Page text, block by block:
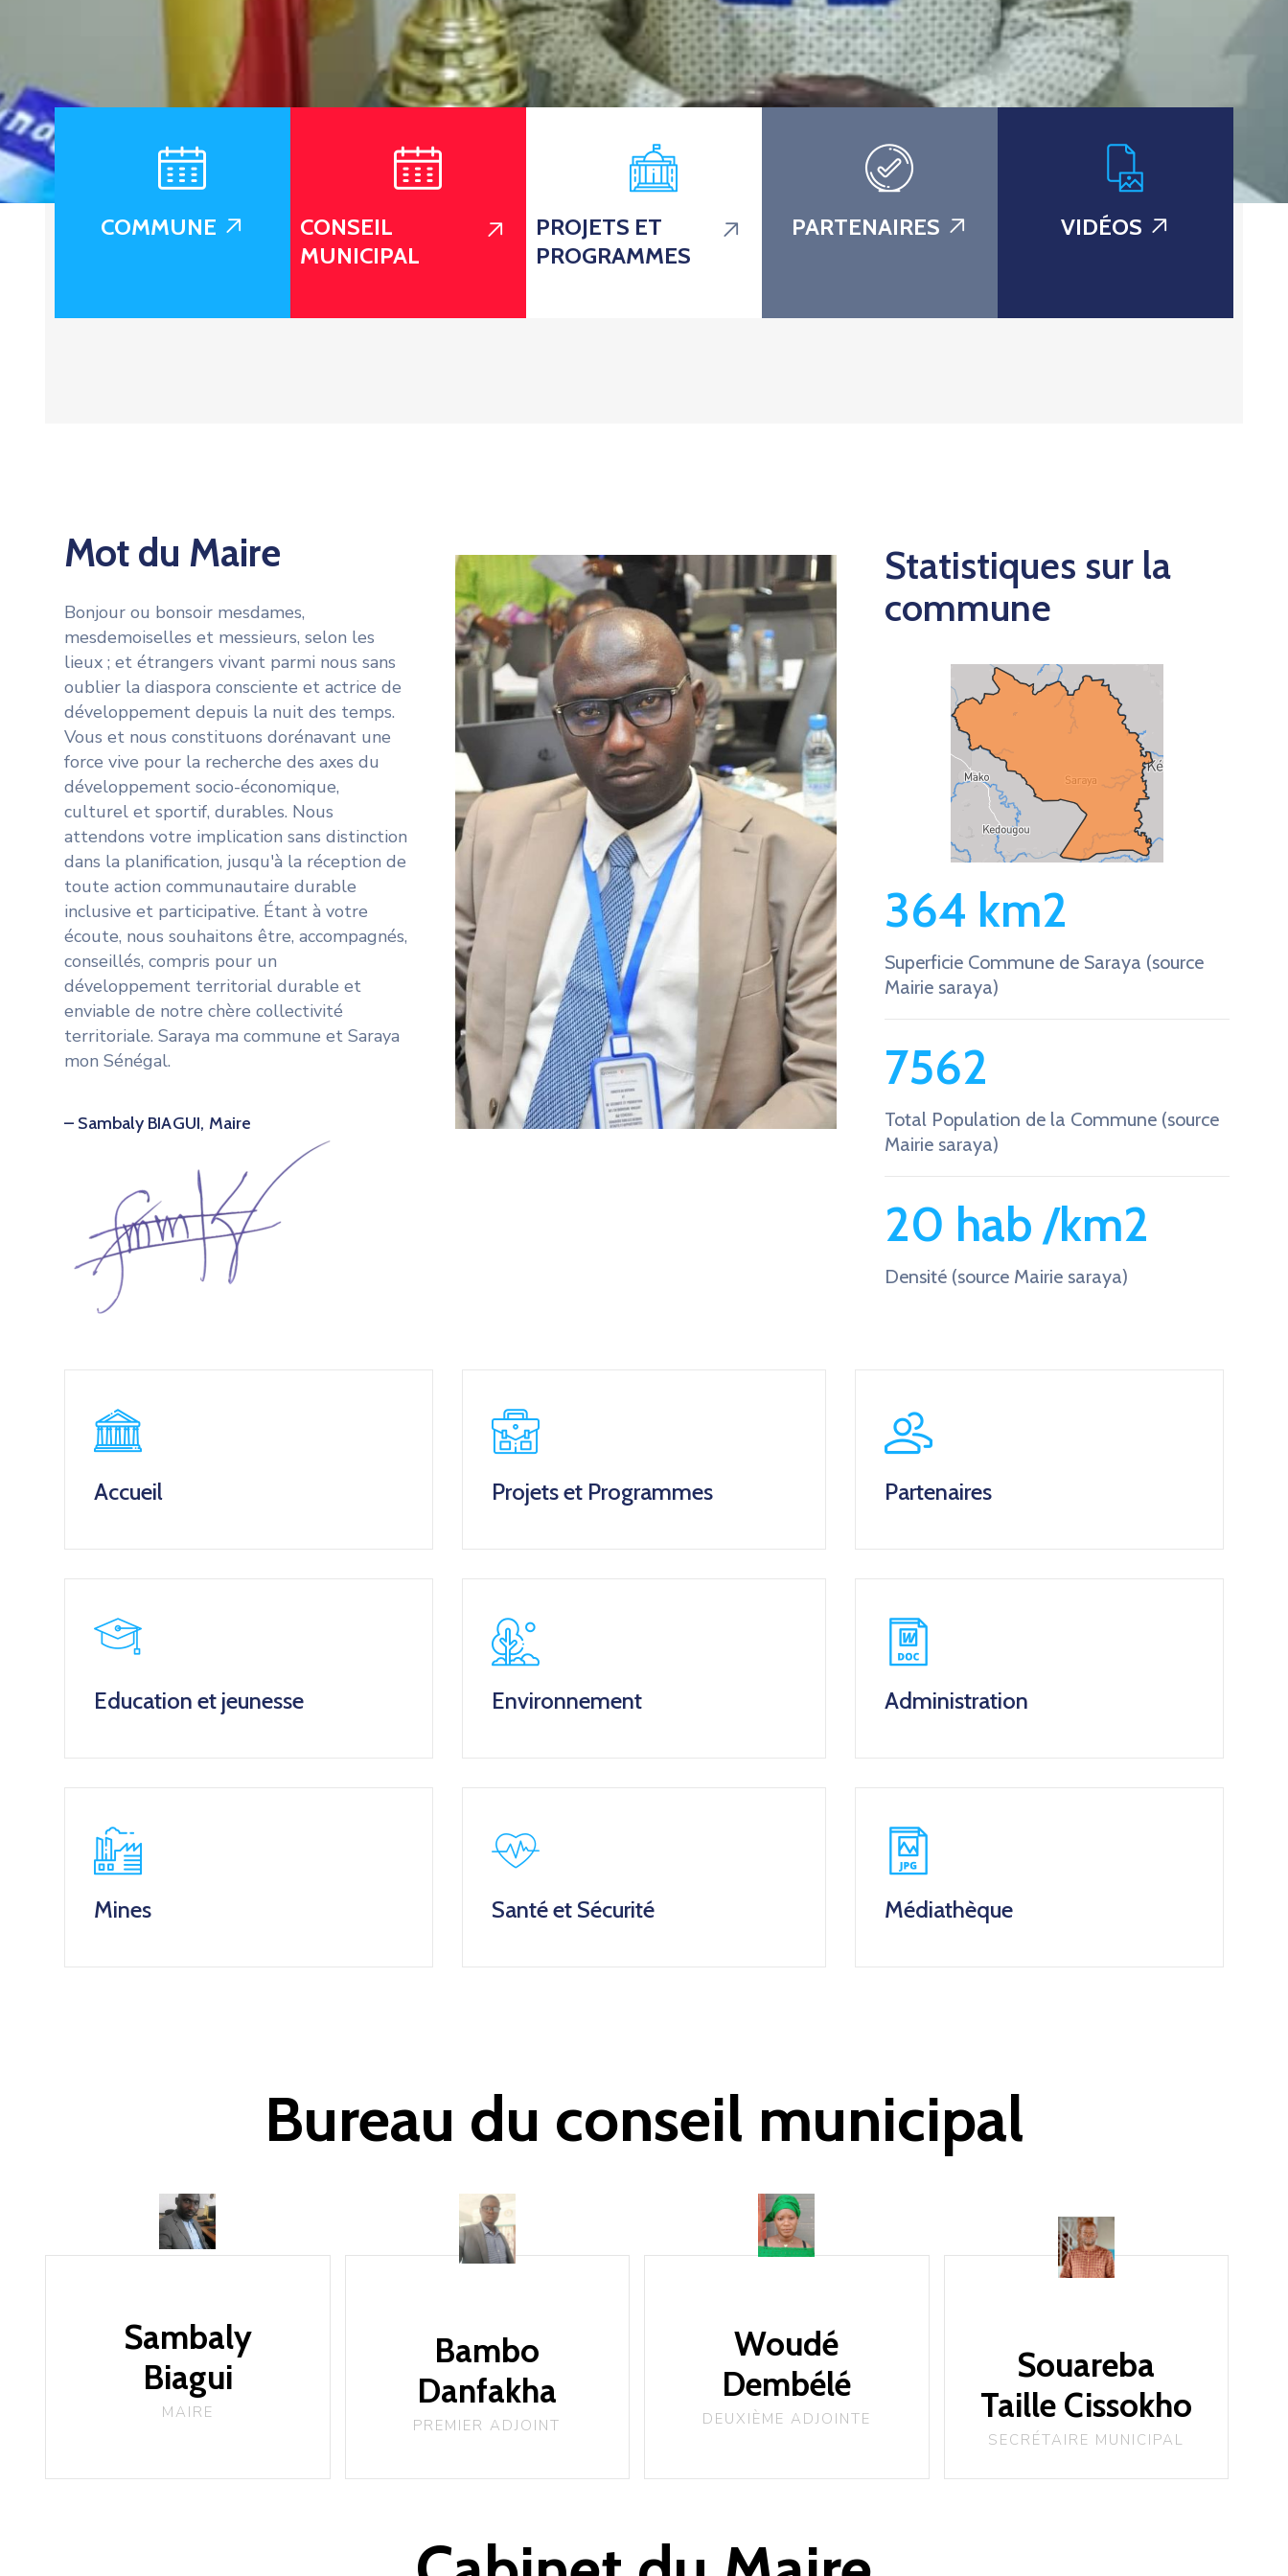
COMMUNE
CONSEIL
MUNICIPAL
PROJETS ET
PROGRAMMES
PARTENAIRES VIDÉOS
Mot du Maire
Bonjour ou bonsoir mesdames,
mesdemoiselles et messieurs, selon les
lieux ; et étrangers vivant parmi nous sans
oublier la diaspora consciente et actrice de
développement depuis la nuit des temps.
Vous et nous constituons dorénavant une
force vive pour la recherche des axes du
développement socio-économique,
culturel et sportif, durables. Nous
attendons votre implication sans distinction
dans la planification, jusqu'à la réception de
toute action communautaire durable
inclusive et participative. Étant à votre
écoute, nous souhaitons être, accompagnés,
conseillés, compris pour un
développement territorial durable et
enviable de notre chère collectivité
territoriale. Saraya ma commune et Saraya
mon Sénégal.
– Sambaly BIAGUI, Maire
Statistiques sur la
commune
364 km2
Superficie Commune de Saraya (source
Mairie saraya)
7562
Total Population de la Commune (source
Mairie saraya)
20 hab /km2
Densité (source Mairie saraya)
Accueil
Education et jeunesse
Mines
Projets et Programmes
Environnement
Santé et Sécurité
Partenaires
Administration
Médiathèque
Bureau du conseil municipal
Sambaly
Biagui
MAIRE
Bambo
Danfakha
PREMIER ADJOINT
Woudé
Dembélé
DEUXIÈME ADJOINTE
Souareba
Taille Cissokho
SECRÉTAIRE MUNICIPAL